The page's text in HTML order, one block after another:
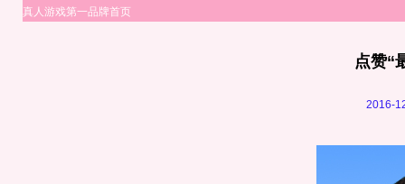
真人游戏第一品牌首页
点赞“
2016-